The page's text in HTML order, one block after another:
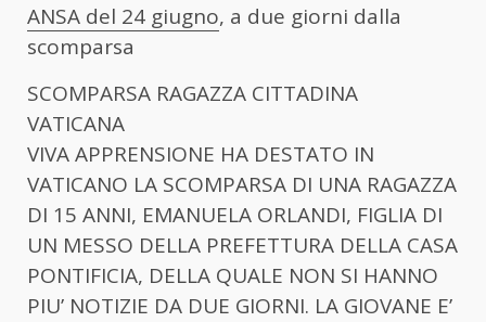
ANSA del 24 giugno, a due giorni dalla
scomparsa
SCOMPARSA RAGAZZA CITTADINA
VATICANA
VIVA APPRENSIONE HA DESTATO IN
VATICANO LA SCOMPARSA DI UNA RAGAZZA
DI 15 ANNI, EMANUELA ORLANDI, FIGLIA DI
UN MESSO DELLA PREFETTURA DELLA CASA
PONTIFICIA, DELLA QUALE NON SI HANNO
PIU’ NOTIZIE DA DUE GIORNI. LA GIOVANE E’